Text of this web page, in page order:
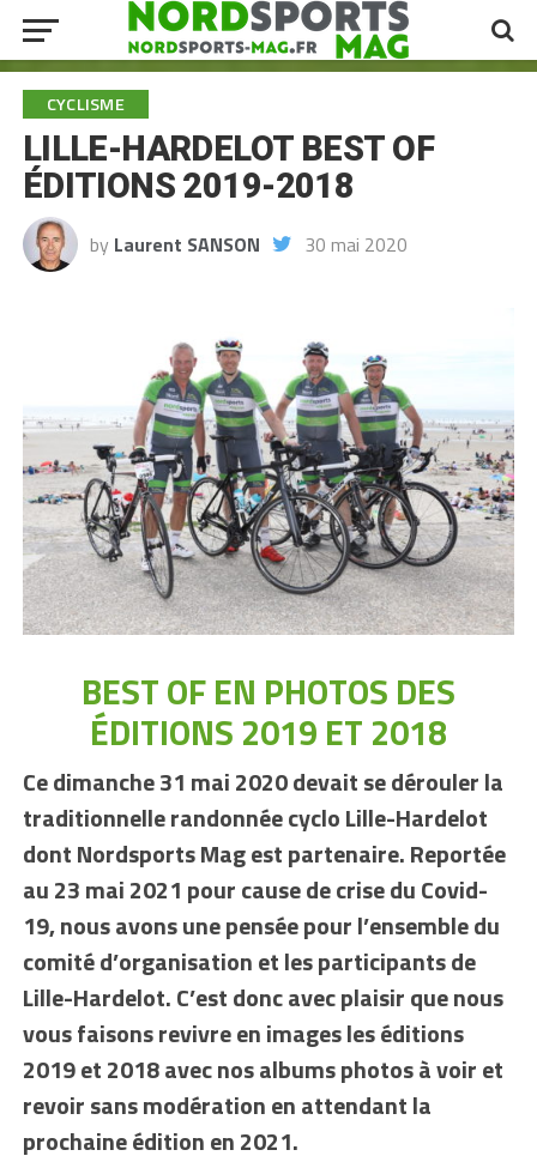
CYCLISME
LILLE-HARDELOT BEST OF
ÉDITIONS 2019-2018
by Laurent SANSON 30 mai 2020
BEST OF EN PHOTOS DES
ÉDITIONS 2019 ET 2018
Ce dimanche 31 mai 2020 devait se dérouler la
traditionnelle randonnée cyclo Lille-Hardelot
dont Nordsports Mag est partenaire. Reportée
au 23 mai 2021 pour cause de crise du Covid-
19, nous avons une pensée pour l’ensemble du
comité d’organisation et les participants de
Lille-Hardelot. C’est donc avec plaisir que nous
vous faisons revivre en images les éditions
2019 et 2018 avec nos albums photos à voir et
revoir sans modération en attendant la
prochaine édition en 2021.